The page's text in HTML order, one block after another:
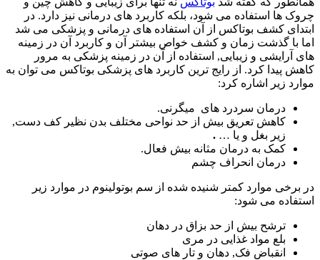
چروک‌ ها استفاده می‌ شود، بلکه کاربرد های درمانی نیز دارد. در
ابتدای کشف بوتاکس از آن استفاده های درمانی و پزشکی می شد
اما با گذشت زمان و کشف خواص بیشتر آن و کاربرد آن در زمینه
های آرایشی و زیبایی, استفاده از آن در زمینه پزشکی به مرور
کاهش پیدا کرد. از رایج ترین کاربرد های پزشکی بوتاکس می توان به
موارد زیر اشاره کرد:
درمان سردرد های میگرنی.
کاهش تعریق بیش از حد نواحی مختلف بدن نظیر کف دست,
زیر بغل و یا … .
کمک به درمان مثانه بیش فعال.
درمان انحراف چشم
در برخی موارد کمتر شنیده شده از سم بوتولینوم در موارد زیر
استفاده می شود:
ترشح بیش از حد بزاق در دهان
بلع مواد غذایی در مری
انقباض فک, دهان و تار های صوتی